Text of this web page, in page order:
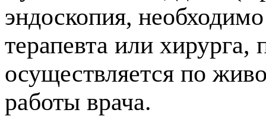
эндоскопия,
терапевта или хирурга,
осуществляется по
работы врача.